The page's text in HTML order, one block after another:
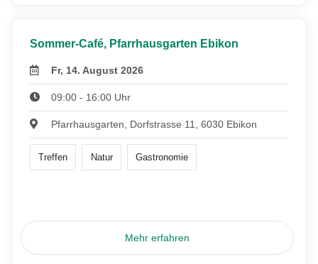
Sommer-Café, Pfarrhausgarten Ebikon
Fr, 14. August 2026
09:00 - 16:00 Uhr
Pfarrhausgarten, Dorfstrasse 11, 6030 Ebikon
Treffen Natur Gastronomie
Mehr erfahren